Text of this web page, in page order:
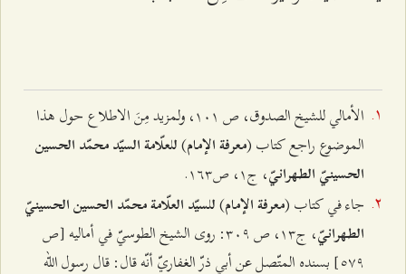
الأمالي للشيخ الصدوق، ص ۱۰۱، ولمزيد مِنَ الاطلاع حول هذا
الموضوع راجع كتاب (معرفة الإمام)للعلّامة السيّد محمّد الحسين
الحسينيّ الطهرانيّ، ج۱، ص۱٦٣.
جاء في كتاب (معرفة الإمام)للسيّد العلّامة محمّد الحسين الحسينيّ
الطهرانيّ
، ج۱٣، ص ٣۰٩: روى الشيخ الطوسيّ في أماليه [ص
٥۷٩] بسنده المتّصل عن أبي ذرّ الغفاريّ أنّه قال: قال رسول الله